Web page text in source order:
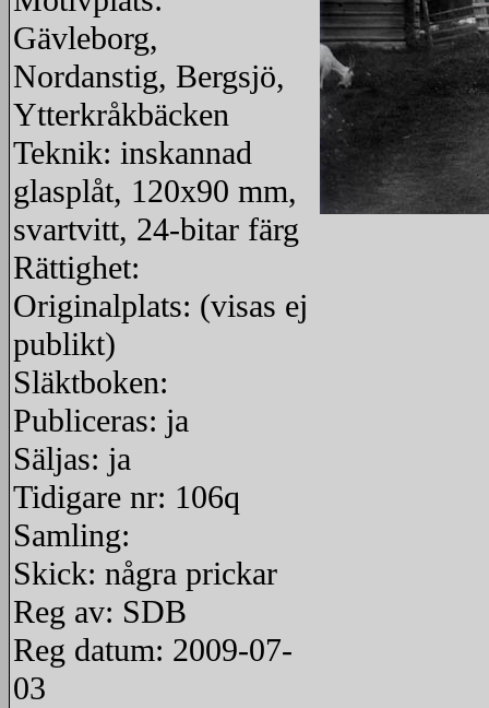
Gävleborg,
Nordanstig, Bergsjö,
Ytterkråkbäcken
Teknik: inskannad
glasplåt, 120x90 mm,
svartvitt, 24-bitar färg
Rättighet:
Originalplats: (visas ej
publikt)
Släktboken:
Publiceras: ja
Säljas: ja
Tidigare nr: 106q
Samling:
Skick: några prickar
Reg av: SDB
Reg datum: 2009-07-
03